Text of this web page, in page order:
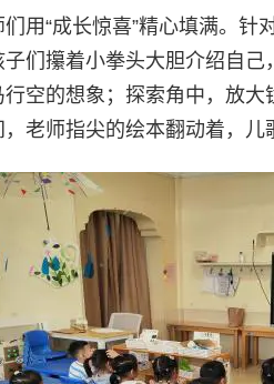
用“成长惊喜”精心填满。
们攥着小拳头大胆介绍自
空的想象；探索角中，放
老师指尖的绘本翻动着，儿